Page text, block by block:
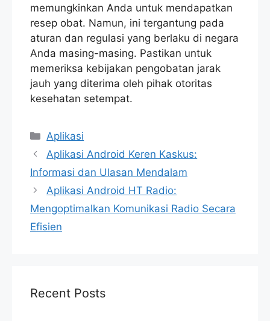
memungkinkan Anda untuk mendapatkan
resep obat. Namun, ini tergantung pada
aturan dan regulasi yang berlaku di negara
Anda masing-masing. Pastikan untuk
memeriksa kebijakan pengobatan jarak
jauh yang diterima oleh pihak otoritas
kesehatan setempat.
Categories
Aplikasi
Aplikasi Android Keren Kaskus:
Informasi dan Ulasan Mendalam
Aplikasi Android HT Radio:
Mengoptimalkan Komunikasi Radio Secara
Efisien
Recent Posts